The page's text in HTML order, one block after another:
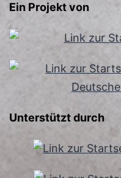
Ein Projekt von
Unterstützt durch